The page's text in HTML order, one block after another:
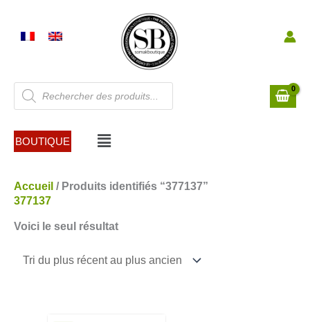
contenu
Recherche
de
produits
BOUTIQUE Menu
Accueil / Produits identifiés “377137”
377137
Voici le seul résultat